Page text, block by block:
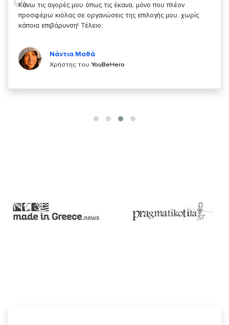
Σας ευχαριστώ που μας δίνετε την δυνατότητα να κάνουμε
κάτι!
Χρήστης τουYouBeHero